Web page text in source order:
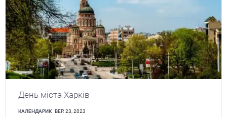
День міста Харків
КАЛЕНДАРИК ВЕР. 23, 2023